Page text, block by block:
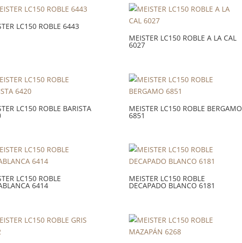
LC150 ROBLE 6443
MEISTER LC150 ROBLE A LA CAL
6027
LC150 ROBLE BARISTA MEISTER LC150 ROBLE BERGAMO
6851
LC150 ROBLE
6414
MEISTER LC150 ROBLE
DECAPADO BLANCO 6181